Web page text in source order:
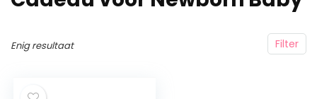
Filter
Enig resultaat